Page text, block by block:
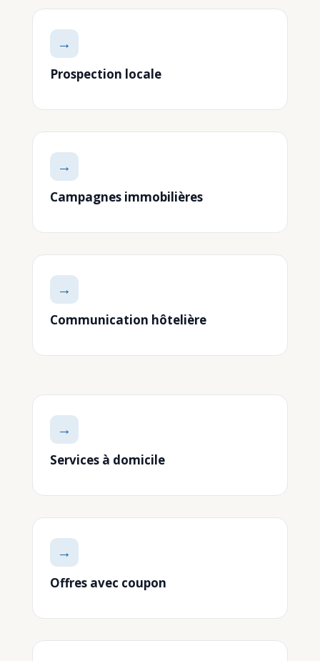
→
Prospection locale
→
Campagnes immobilières
→
Communication hôtelière
→
Services à domicile
→
Offres avec coupon